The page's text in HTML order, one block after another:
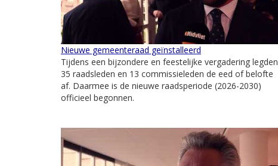
Nieuwe gemeenteraad geïnstalleerd
Tijdens een bijzondere en feestelijke vergadering legden
35 raadsleden en 13 commissieleden de eed of belofte
af. Daarmee is de nieuwe raadsperiode (2026-2030)
officieel begonnen.